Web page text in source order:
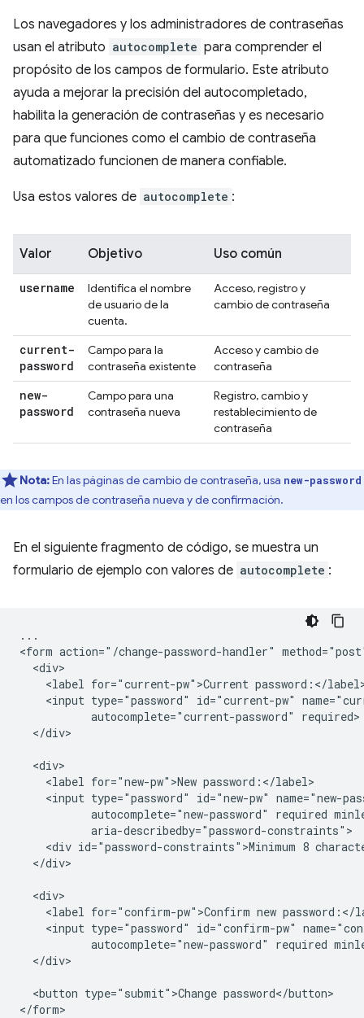
Los navegadores y los administradores de contraseñas
usan el atributo autocomplete para comprender el
propósito de los campos de formulario. Este atributo
ayuda a mejorar la precisión del autocompletado,
habilita la generación de contraseñas y es necesario
para que funciones como el cambio de contraseña
automatizado funcionen de manera confiable.
Usa estos valores de autocomplete :
Valor Objetivo Uso común
username
Identifica el nombre
de usuario de la
cuenta.
Acceso, registro y
cambio de contraseña
current-
password
Campo para la
contraseña existente
Acceso y cambio de
contraseña
new-
password
Campo para una
contraseña nueva
Registro, cambio y
restablecimiento de
contraseña
Nota:En las páginas de cambio de contraseña, usa new-password
en los campos de contraseña nueva y de confirmación.
En el siguiente fragmento de código, se muestra un
formulario de ejemplo con valores de autocomplete :
...
<form action="/change-password-handler"
  <div>
<label for="current-pw">Current password:</
<input type="password" id="current-pw"
           autocomplete="current-password" required>
  </div>
  <div>
    <label for="new-pw">New password:</label>
<input type="password" id="new-pw" name="new-
autocomplete="new-password" required
           aria-describedby="password-constraints">
<div id="password-constraints">Minimum 8
  </div>
  <div>
<label for="confirm-pw">Confirm new password:</
<input type="password" id="confirm-pw"
autocomplete="new-password" required
  </div>
  <button type="submit">Change password</button>
</form>